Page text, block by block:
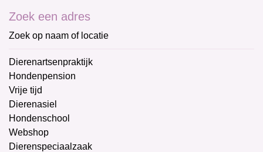
Zoek een adres
Zoek op naam of locatie
Dierenartsenpraktijk
Hondenpension
Vrije tijd
Dierenasiel
Hondenschool
Webshop
Dierenspeciaalzaak